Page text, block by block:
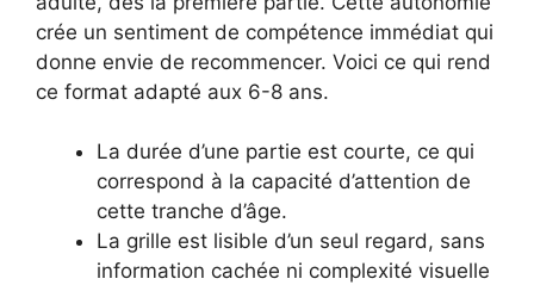
crée un sentiment de compétence immédiat qui
donne envie de recommencer. Voici ce qui rend
ce format adapté aux 6-8 ans.
La durée d’une partie est courte, ce qui
correspond à la capacité d’attention de
cette tranche d’âge.
La grille est lisible d’un seul regard, sans
information cachée ni complexité visuelle